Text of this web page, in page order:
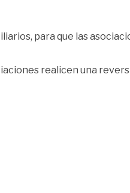
para que las
realicen una